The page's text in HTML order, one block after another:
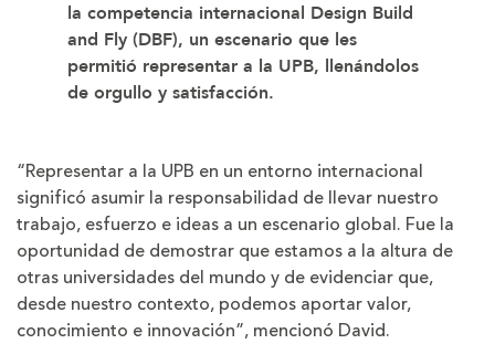
la competencia internacional Design Build
and Fly (DBF), un escenario que les
permitió representar a la UPB, llenándolos
de orgullo y satisfacción.
“Representar a la UPB en un entorno internacional
significó asumir la responsabilidad de llevar nuestro
trabajo, esfuerzo e ideas a un escenario global. Fue la
oportunidad de demostrar que estamos a la altura de
otras universidades del mundo y de evidenciar que,
desde nuestro contexto, podemos aportar valor,
conocimiento e innovación”, mencionó David.